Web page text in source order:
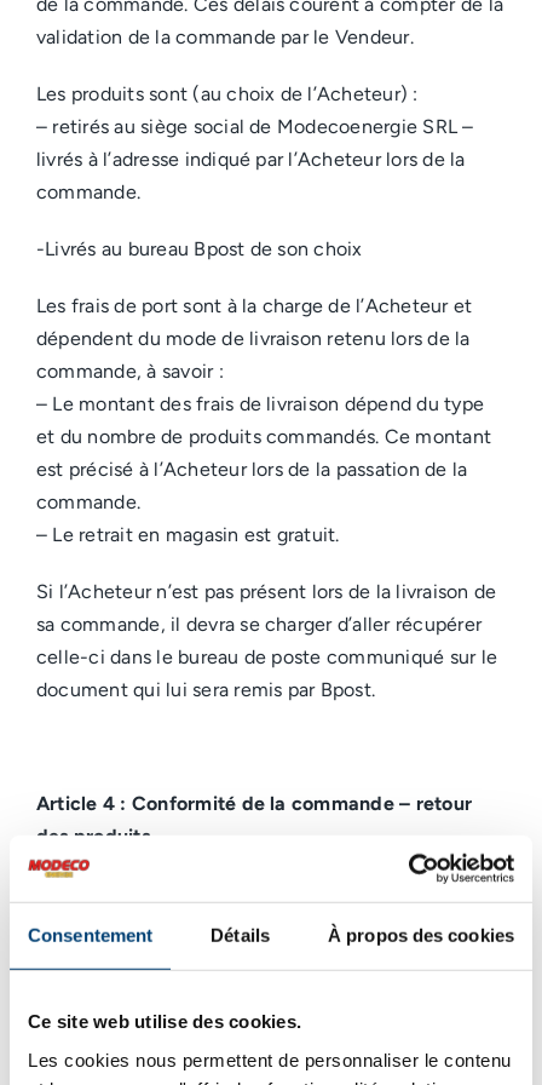
Consentement Détails À propos des cookies
Ce site web utilise des cookies.
Les cookies nous permettent de personnaliser le contenu
de la commande. Ces délais courent à compter de la
validation de la commande par le Vendeur.
Les produits sont (au choix de l’Acheteur) :
– retirés au siège social de Modecoenergie SRL –
livrés à l’adresse indiqué par l’Acheteur lors de la
commande.
-Livrés au bureau Bpost de son choix
Les frais de port sont à la charge de l’Acheteur et
dépendent du mode de livraison retenu lors de la
commande, à savoir :
– Le montant des frais de livraison dépend du type
et du nombre de produits commandés. Ce montant
est précisé à l’Acheteur lors de la passation de la
commande.
– Le retrait en magasin est gratuit.
Si l’Acheteur n’est pas présent lors de la livraison de
sa commande, il devra se charger d’aller récupérer
celle-ci dans le bureau de poste communiqué sur le
document qui lui sera remis par Bpost.
Article 4 : Conformité de la commande – retour
des produits
consommateur, au sens de la loi du 6 avril 2010
Modecoenergie SRL qu’il renonce à l’achat, sans
pénalités et sans indication de motif, dans les 14